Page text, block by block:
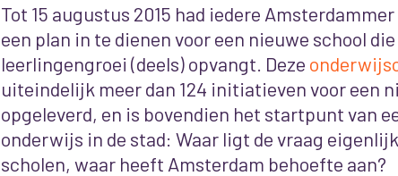
Tot 15 augustus 2015 had iedere
een plan in te dienen voor een nieuwe school
leerlingengroei (deels) opvangt. Deze
uiteindelijk meer dan 124 initiatieven voor een
opgeleverd, en is bovendien het startpunt van
onderwijs in de stad: Waar ligt de vraag
scholen, waar heeft Amsterdam behoefte aan?